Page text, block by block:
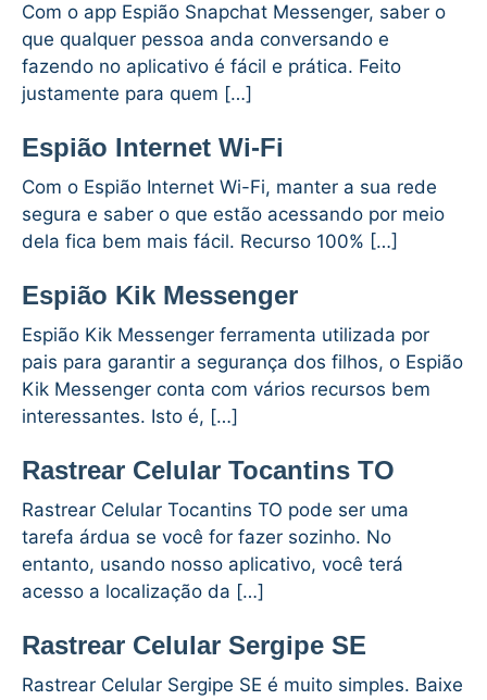
Com o app Espião Snapchat Messenger, saber o
que qualquer pessoa anda conversando e
fazendo no aplicativo é fácil e prática. Feito
justamente para quem […]
Espião Internet Wi-Fi
Com o Espião Internet Wi-Fi, manter a sua rede
segura e saber o que estão acessando por meio
dela fica bem mais fácil. Recurso 100% […]
Espião Kik Messenger
Espião Kik Messenger ferramenta utilizada por
pais para garantir a segurança dos filhos, o Espião
Kik Messenger conta com vários recursos bem
interessantes. Isto é, […]
Rastrear Celular Tocantins TO
Rastrear Celular Tocantins TO pode ser uma
tarefa árdua se você for fazer sozinho. No
entanto, usando nosso aplicativo, você terá
acesso a localização da […]
Rastrear Celular Sergipe SE
Rastrear Celular Sergipe SE é muito simples. Baixe